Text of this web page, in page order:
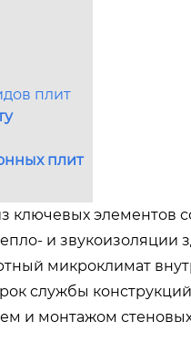
плит
плит
ключевых элементов
и
микроклимат
службы
и монтажом